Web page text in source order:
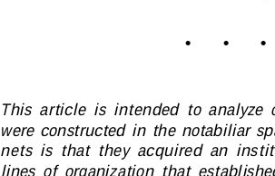
This  article  is  intended  to  analyze
were constructed in the notabiliar
nets  is  that  they  acquired  an
•     •     •